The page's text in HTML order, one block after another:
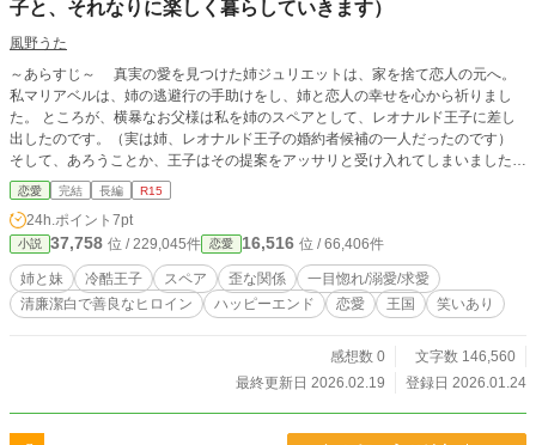
子と、それなりに楽しく暮らしていきます）
風野うた
～あらすじ～ 真実の愛を見つけた姉ジュリエットは、家を捨て恋人の元へ。
私マリアベルは、姉の逃避行の手助けをし、姉と恋人の幸せを心から祈りまし
た。 ところが、横暴なお父様は私を姉のスペアとして、レオナルド王子に差し
出したのです。（実は姉、レオナルド王子の婚約者候補の一人だったのです）
そして、あろうことか、王子はその提案をアッサリと受け入れてしまいました。
（それはもう全く迷う素振りもなく、アッサリと、、、） これから、私はどう
なってしまうのでしょうか？ ♦♦♦♦♦ この物語はR15です。
恋愛 完結 長編 R15
24h.ポイント 7pt
小説 37,758 位 / 229,045件 恋愛 16,516 位 / 66,406件
姉と妹 冷酷王子 スペア 歪な関係
一目惚れ/溺愛/求愛
清廉潔白で善良なヒロイン
ハッピーエンド 恋愛 王国 笑いあり
感想数 0
文字数 146,560
最終更新日 2026.02.19
登録日 2026.01.24